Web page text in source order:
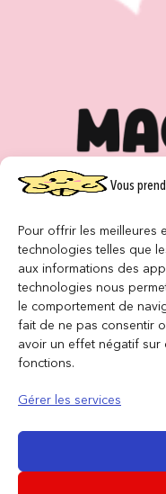
Vous
Pour offrir les meilleures
technologies telles que
aux informations des
technologies nous
le comportement de
fait de ne pas consentir
avoir un effet négatif sur
fonctions.
Gérer les services
QUI